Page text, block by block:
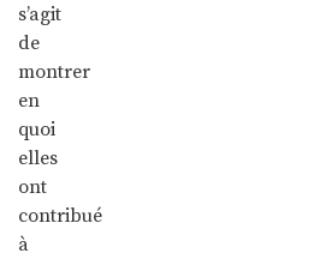
s’agit
de
montrer
en
quoi
elles
ont
contribué
à